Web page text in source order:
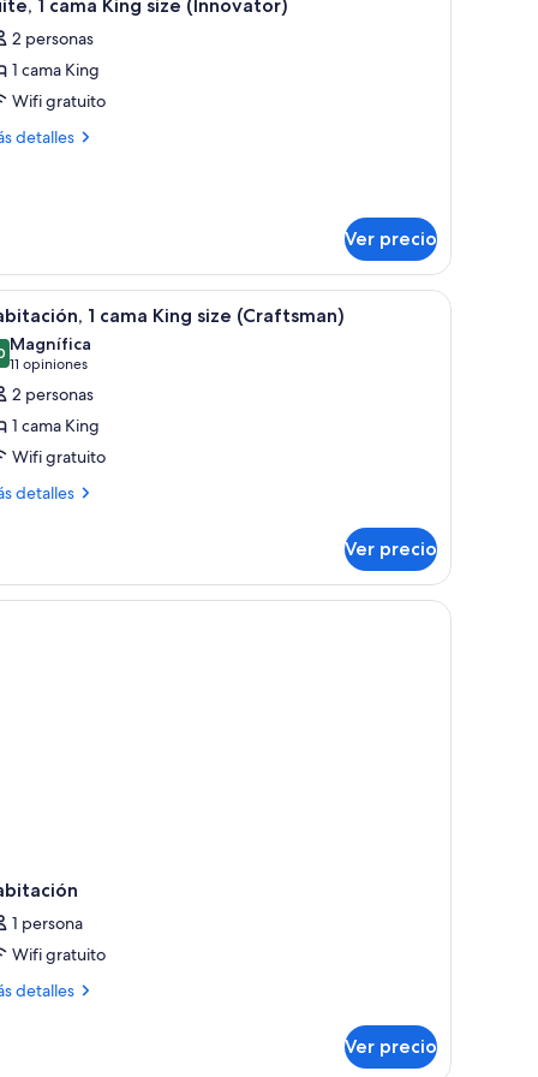
1 cama King size (Innovator)
2 personas
1 cama King
Wifi gratuito
detalles
Ver precio
techo de concreto y un ventanal grande.
cama grande, un armario de madera, un escritorio con una lámpara y
Una habitación de hotel moderna con una
8 1 cama King size (Craftsman)
de 10
Magnífica
11 opiniones
(11
opiniones)
2 personas
1 cama King
Wifi gratuito
detalles
Ver precio
1 persona
Wifi gratuito
detalles
Ver precio